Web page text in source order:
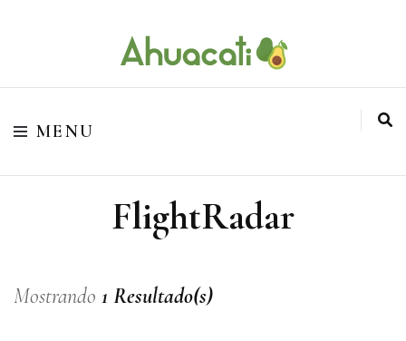
Ahuacati
O melhor da Internet em um só lugar
MENU
FlightRadar
Mostrando 1 Resultado(s)